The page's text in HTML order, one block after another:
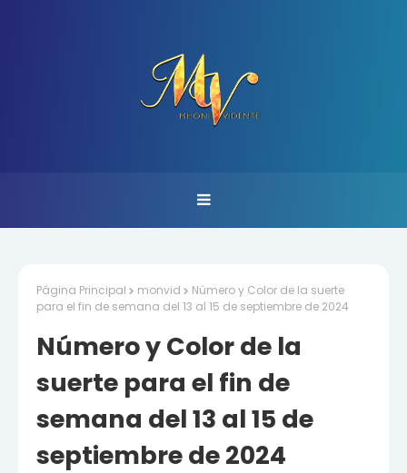
Página Principal monvid
Número y Color de la suerte
para el fin de semana del 13 al 15 de septiembre de 2024
Número y Color de la
suerte para el fin de
semana del 13 al 15 de
septiembre de 2024